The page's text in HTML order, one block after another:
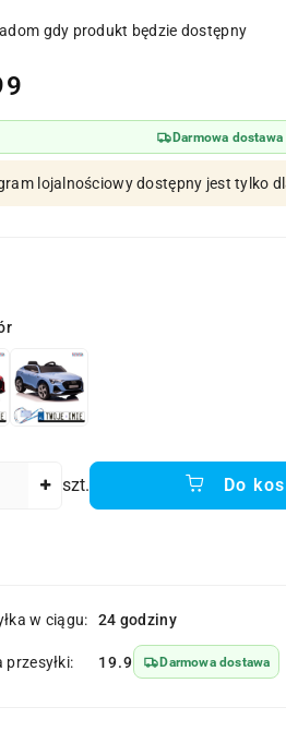
gdy produkt będzie dostępny
Darmowa dostawa
lojalnościowy dostępny jest tylko
szt. Do
w ciągu: 24 godziny
przesyłki: 19.9 Darmowa dostawa